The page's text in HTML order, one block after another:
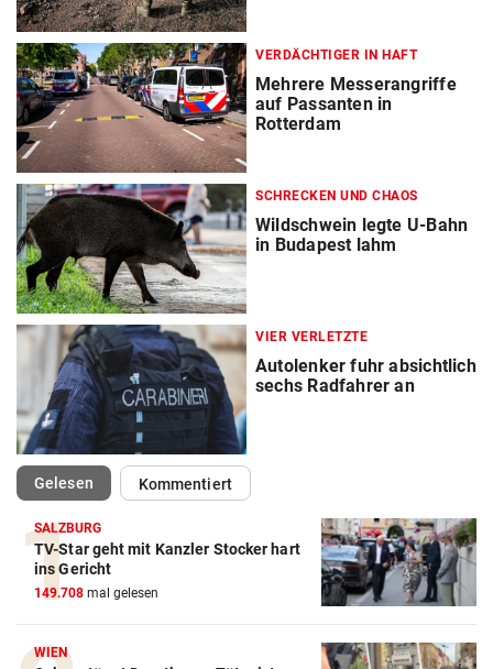
VERDÄCHTIGER IN HAFT
Mehrere Messerangriffe
auf Passanten in
Rotterdam
SCHRECKEN UND CHAOS
Wildschwein legte U-Bahn
in Budapest lahm
VIER VERLETZTE
Autolenker fuhr absichtlich
sechs Radfahrer an
Gelesen(ausgewählt)Kommentiert
SALZBURG
TV-Star geht mit Kanzler Stocker hart
ins Gericht
149.708 mal gelesen
WIEN